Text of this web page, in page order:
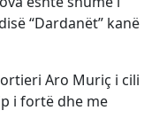
“Dardanët” kanë
Aro Muriç i cili
i fortë dhe me